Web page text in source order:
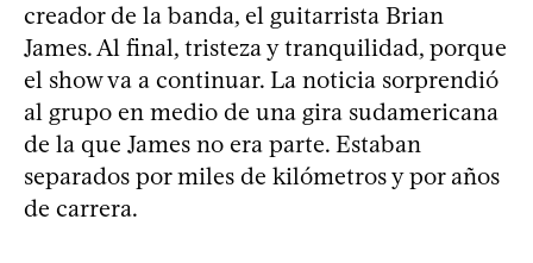
creador de la banda, el guitarrista Brian
James. Al final, tristeza y tranquilidad, porque
el show va a continuar. La noticia sorprendió
al grupo en medio de una gira sudamericana
de la que James no era parte. Estaban
separados por miles de kilómetros y por años
de carrera.